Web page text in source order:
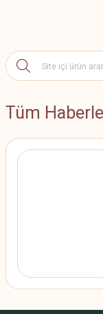
Tüm